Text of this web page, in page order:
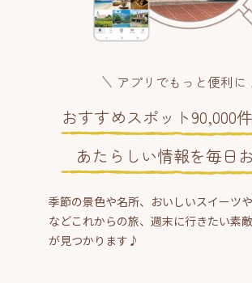
アプリでもっと便利に
おすすめスポット90,000
あたらしい情報を毎日
季節の景色や名所、おいしいスイーツ
などこれからの旅、週末に行きたい素
が見つかります♪